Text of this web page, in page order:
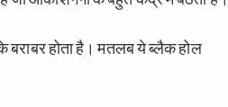
होता है। मतलब ये ब्लैक होल